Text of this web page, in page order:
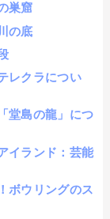
巣窟
の底
レクラについ
堂島の龍」につ
イランド：芸能
ボウリングのス